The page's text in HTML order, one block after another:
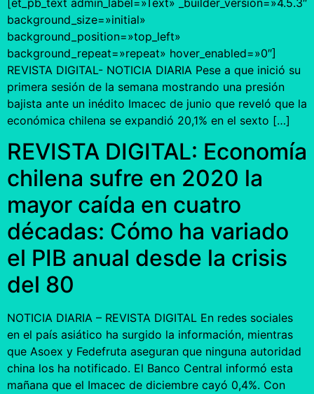
[et_pb_text admin_label=»Text» _builder_version=»4.5.3″
background_size=»initial»
background_position=»top_left»
background_repeat=»repeat» hover_enabled=»0″]
REVISTA DIGITAL- NOTICIA DIARIA Pese a que inició su
primera sesión de la semana mostrando una presión
bajista ante un inédito Imacec de junio que reveló que la
económica chilena se expandió 20,1% en el sexto […]
REVISTA DIGITAL: Economía
chilena sufre en 2020 la
mayor caída en cuatro
décadas: Cómo ha variado
el PIB anual desde la crisis
del 80
NOTICIA DIARIA – REVISTA DIGITAL En redes sociales
en el país asiático ha surgido la información, mientras
que Asoex y Fedefruta aseguran que ninguna autoridad
china los ha notificado. El Banco Central informó esta
mañana que el Imacec de diciembre cayó 0,4%. Con